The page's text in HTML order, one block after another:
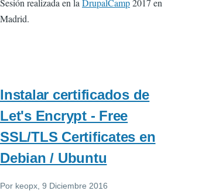
Sesión realizada en la DrupalCamp2017 en
Madrid.
Instalar certificados de
Let's Encrypt - Free
SSL/TLS Certificates en
Debian / Ubuntu
Por keopx , 9 Diciembre 2016